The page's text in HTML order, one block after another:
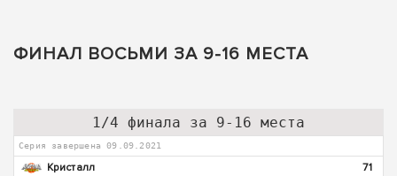
ФИНАЛ ВОСЬМИ ЗА 9-16 МЕСТА
1/4 финала за 9-16 места
Серия завершена 09.09.2021
Кристалл
71